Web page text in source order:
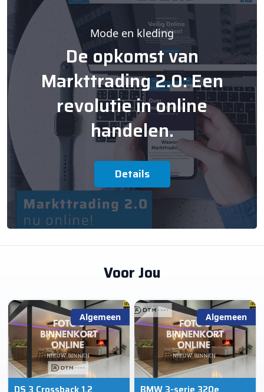
Mode en kleding
De opkomst van
Markttrading 2.0: Een
revolutie in online
handelen.
Details
Voor Jou
Algemeen Algemeen